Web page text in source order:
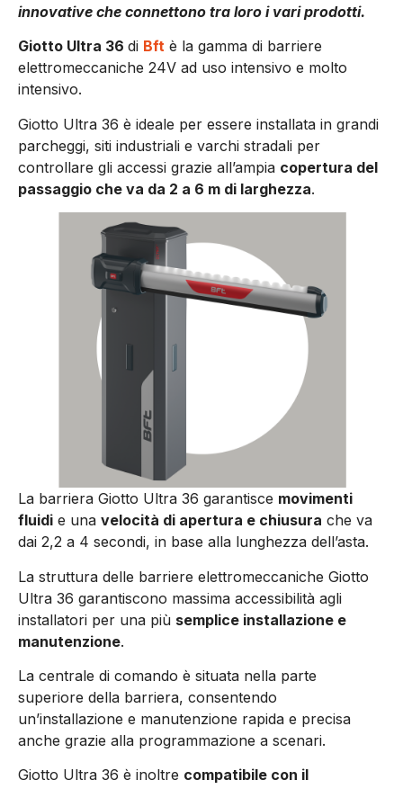
innovative che connettono tra loro i vari prodotti.
Giotto Ultra 36 di Bft è la gamma di barriere
elettromeccaniche 24V ad uso intensivo e molto
intensivo.
Giotto Ultra 36 è ideale per essere installata in grandi
parcheggi, siti industriali e varchi stradali per
controllare gli accessi grazie all’ampia copertura del
passaggio che va da 2 a 6 m di larghezza.
La barriera Giotto Ultra 36 garantisce movimenti
fluidi e una velocità di apertura e chiusura che va
dai 2,2 a 4 secondi, in base alla lunghezza dell’asta.
La struttura delle barriere elettromeccaniche Giotto
Ultra 36 garantiscono massima accessibilità agli
installatori per una più semplice installazione e
manutenzione.
La centrale di comando è situata nella parte
superiore della barriera, consentendo
un’installazione e manutenzione rapida e precisa
anche grazie alla programmazione a scenari.
Giotto Ultra 36 è inoltre compatibile con il